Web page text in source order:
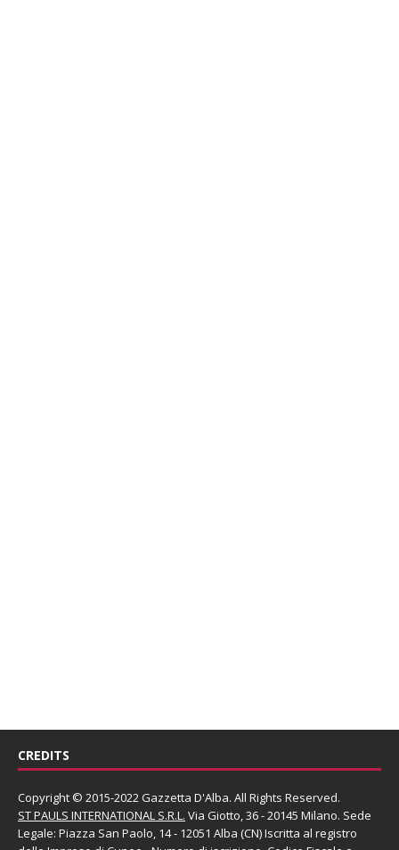
CREDITS
Copyright © 2015-2022 Gazzetta D'Alba. All Rights Reserved.
ST PAULS INTERNATIONAL S.R.L. Via Giotto, 36 - 20145 Milano. Sede
Legale: Piazza San Paolo, 14 - 12051 Alba (CN) Iscritta al registro